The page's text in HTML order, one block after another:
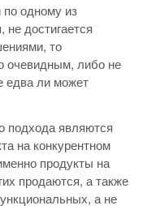
по одному из
достигается
то
очевидным, либо не
едва ли может
подхода являются
на конкурентном
продукты на
продаются, а также
а не